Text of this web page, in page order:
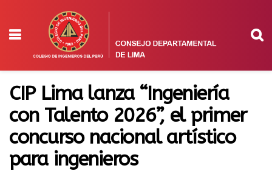
CIP Lima lanza “Ingeniería
con Talento 2026”, el primer
concurso nacional artístico
para ingenieros